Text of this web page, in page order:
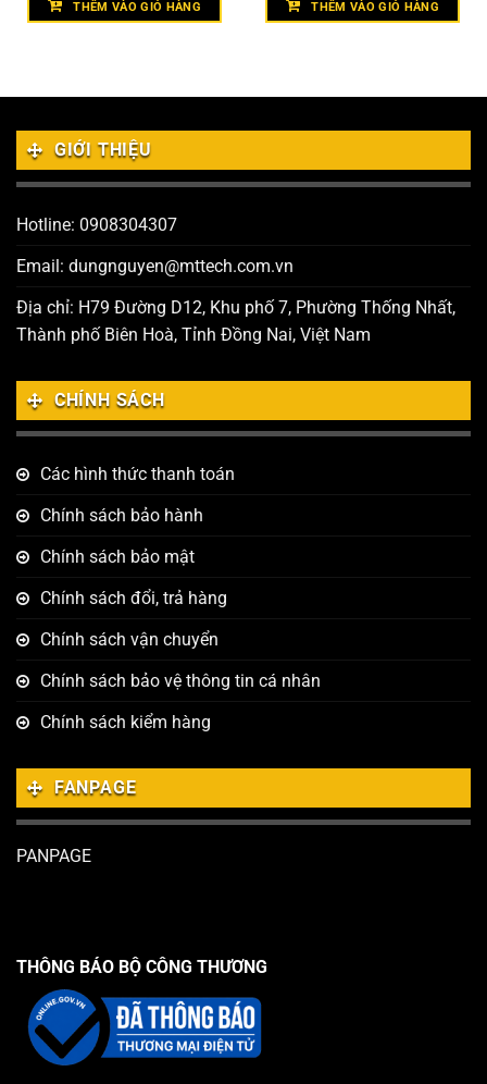
THÊM VÀO GIỎ HÀNG THÊM VÀO GIỎ HÀNG
GIỚI THIỆU
Hotline: 0908304307
Email: dungnguyen@mttech.com.vn
Địa chỉ: H79 Đường D12, Khu phố 7, Phường Thống Nhất,
Thành phố Biên Hoà, Tỉnh Đồng Nai, Việt Nam
CHÍNH SÁCH
Các hình thức thanh toán
Chính sách bảo hành
Chính sách bảo mật
Chính sách đổi, trả hàng
Chính sách vận chuyển
Chính sách bảo vệ thông tin cá nhân
Chính sách kiểm hàng
FANPAGE
PANPAGE
THÔNG BÁO BỘ CÔNG THƯƠNG